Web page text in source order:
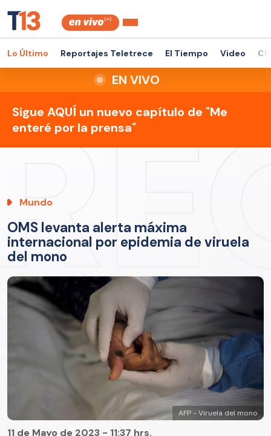
Lo Último Reportajes Teletrece El Tiempo Video
EN VIVO
Sigue AQUÍ un nuevo capítulo de "Me
enteré por la prensa"
Mundo
OMS levanta alerta máxima
internacional por epidemia de viruela
del mono
AFP - Viruela del mono
11 de Mayo de 2023 - 11:37 hrs.